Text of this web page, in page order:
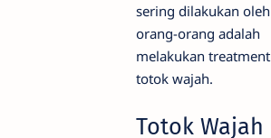
sering dilakukan oleh
orang-orang adalah
melakukan treatment
totok wajah.
Totok Wajah